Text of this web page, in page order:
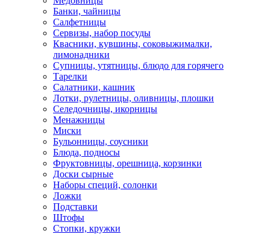
Банки, чайницы
Салфетницы
Сервизы, набор посуды
Квасники, кувшины, соковыжималки,
лимонадники
Супницы, утятницы, блюдо для горячего
Тарелки
Салатники, кашник
Лотки, рулетницы, оливницы, плошки
Селедочницы, икорницы
Менажницы
Миски
Бульонницы, соусники
Блюда, подносы
Фруктовницы, орешница, корзинки
Доски сырные
Наборы специй, солонки
Ложки
Подставки
Штофы
Стопки, кружки